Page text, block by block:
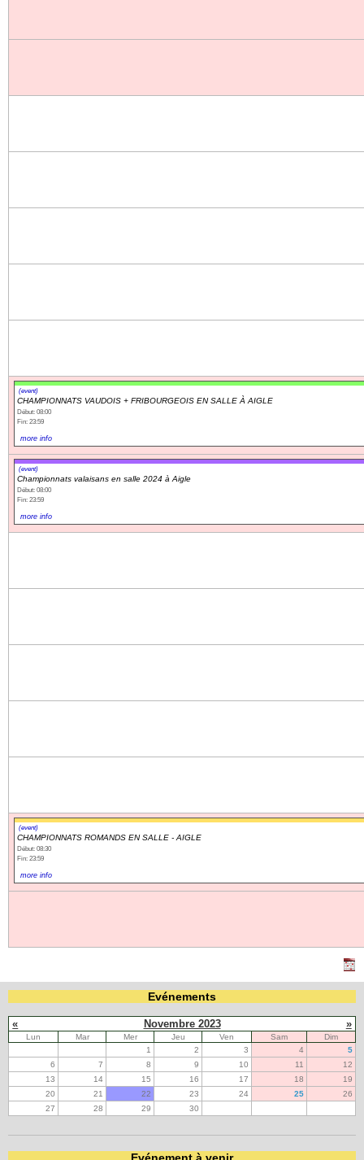
(event)
CHAMPIONNATS VAUDOIS + FRIBOURGEOIS EN SALLE À AIGLE
Début: 08:00
Fin: 23:59
more info
(event)
Championnats valaisans en salle 2024 à Aigle
Début: 08:00
Fin: 23:59
more info
(event)
CHAMPIONNATS ROMANDS EN SALLE - AIGLE
Début: 08:30
Fin: 23:59
more info
Evénements
« Novembre 2023 »
Lun Mar Mer Jeu Ven Sam
Dim
1
2 3 4
5
6
7 8 9 10 11
12
13
14 15 16 17 18
19
20
21 22 23 24 25
26
27
28 29 30